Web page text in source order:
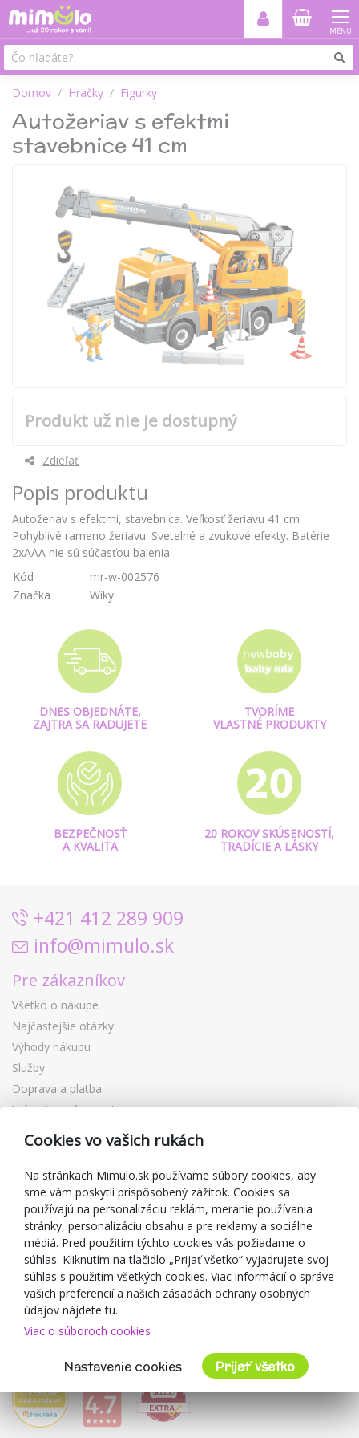
MENU
Domov Hračky Figurky
Autožeriav s efektmi
stavebnice 41 cm
Produkt už nie je dostupný
Zdieľať
Popis produktu
Autožeriav s efektmi, stavebnica. Veľkosť žeriavu 41 cm.
Pohyblivé rameno žeriavu. Svetelné a zvukové efekty. Batérie
2xAAA nie sú súčasťou balenia.
Kód
mr-w-002576
Značka
Wiky
DNES OBJEDNÁTE,
ZAJTRA SA RADUJETE
TVORÍME
VLASTNÉ PRODUKTY
BEZPEČNOSŤ
A KVALITA
20 ROKOV SKÚSENOSTÍ,
TRADÍCIE A LÁSKY
+421 412 289 909
info@mimulo.sk
Pre zákazníkov
Všetko o nákupe
Najčastejšie otázky
Výhody nákupu
Služby
Doprava a platba
Vrátenie a výmena tovaru
Darčekové poukážky
Zľavové kupóny
Blog
O predajcovi
Mimulo.sk
Obchodné podmienky
Ochrana osobných údajov GDPR
Kontakty
Spolupracujeme
Cookies vo vašich rukách
Na stránkach Mimulo.sk používame súbory cookies, aby
sme vám poskytli prispôsobený zážitok. Cookies sa
používajú na personalizáciu reklám, meranie používania
stránky, personalizáciu obsahu a pre reklamy a sociálne
médiá. Pred použitím týchto cookies vás požiadame o
súhlas. Kliknutím na tlačidlo „Prijať všetko“ vyjadrujete svoj
súhlas s použitím všetkých cookies. Viac informácií o správe
vašich preferencií a našich zásadách ochrany osobných
údajov nájdete tu.
Viac o súboroch cookies
Nastavenie cookies Prijať všetko